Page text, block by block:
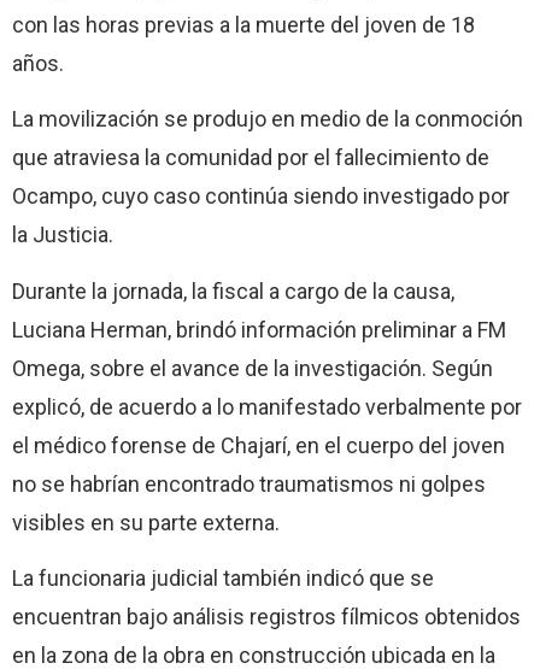
con las horas previas a la muerte del joven de 18
años.
La movilización se produjo en medio de la conmoción
que atraviesa la comunidad por el fallecimiento de
Ocampo, cuyo caso continúa siendo investigado por
la Justicia.
Durante la jornada, la fiscal a cargo de la causa,
Luciana Herman, brindó información preliminar a FM
Omega, sobre el avance de la investigación. Según
explicó, de acuerdo a lo manifestado verbalmente por
el médico forense de Chajarí, en el cuerpo del joven
no se habrían encontrado traumatismos ni golpes
visibles en su parte externa.
La funcionaria judicial también indicó que se
encuentran bajo análisis registros fílmicos obtenidos
en la zona de la obra en construcción ubicada en la